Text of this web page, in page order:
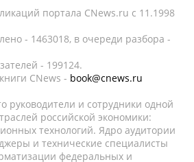
портала CNews.ru c 11.1998
- 1463018, в очереди разбора -
- 199124.
CNews - book@cnews.ru
руководители и сотрудники одной
российской экономики:
технологий. Ядро аудитории
и технические специалисты
федеральных и